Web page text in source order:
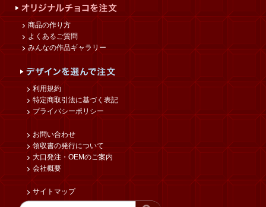
商品の作り方
よくあるご質問
みんなの作品ギャラリー
利用規約
特定商取引法に基づく表記
プライバシーポリシー
お問い合わせ
領収書の発行について
大口発注・OEMのご案内
会社概要
サイトマップ